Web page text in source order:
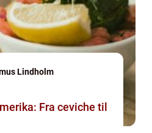
Lindholm
Fra ceviche til